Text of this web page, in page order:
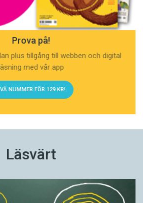
Prova på!
plus tillgång till webben och digital
med vår app
NUMMER FÖR 129 KR!
Läsvärt